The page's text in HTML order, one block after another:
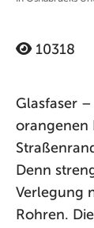
10318
Glasfaser
orangenen
Denn
Verlegung
Rohren.